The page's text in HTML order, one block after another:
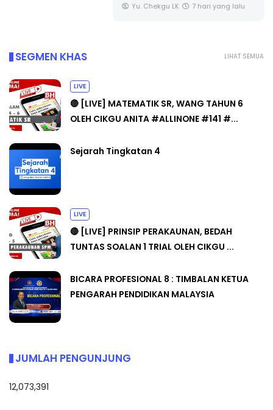
7 hari yang lalu
LIHAT SEMUA
SEGMEN KHAS
LIVE
🔴 [LIVE] MATEMATIK SR, WANG TAHUN 6
OLEH CIKGU ANITA #ALLINONE #141 #...
Sejarah Tingkatan 4
LIVE
🔴 [LIVE] PRINSIP PERAKAUNAN, BEDAH
TUNTAS SOALAN 1 TRIAL OLEH CIKGU ...
BICARA PROFESIONAL 8 : TIMBALAN KETUA
PENGARAH PENDIDIKAN MALAYSIA
JUMLAH PENGUNJUNG
12,073,391